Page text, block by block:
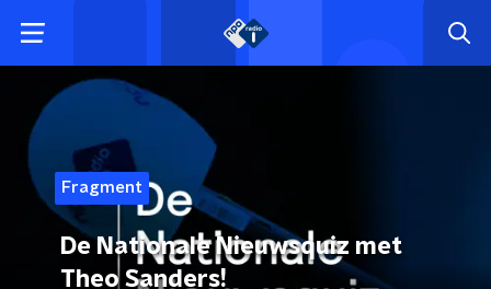
Fragment
De Nationale Nieuwsquiz met
Theo Sanders!